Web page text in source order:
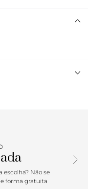
dias de sol! Ele une a
glitter, sendo o
Não se
forma gratuita